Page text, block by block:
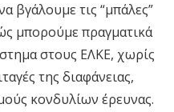
βγάλουμε τις “μπάλες”
μπορούμε πραγματικά
στους ΕΛΚΕ, χωρίς
της διαφάνειας,
κονδυλίων έρευνας.